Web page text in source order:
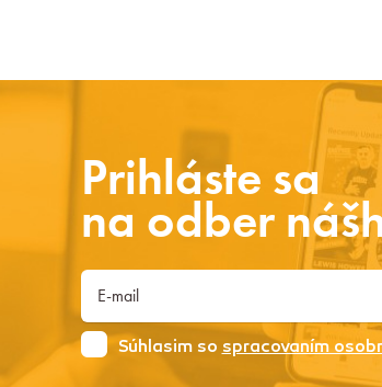
Prihláste sa
na odber
Súhlasim so spracovaním